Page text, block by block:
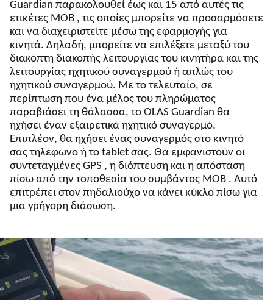
Guardian παρακολουθεί έως και 15 από αυτές τις
ετικέτες MOB , τις οποίες μπορείτε να προσαρμόσετε
και να διαχειριστείτε μέσω της εφαρμογής για
κινητά. Δηλαδή, μπορείτε να επιλέξετε μεταξύ του
διακόπτη διακοπής λειτουργίας του κινητήρα και της
λειτουργίας ηχητικού συναγερμού ή απλώς του
ηχητικού συναγερμού. Με το τελευταίο, σε
περίπτωση που ένα μέλος του πληρώματος
παραβιάσει τη θάλασσα, το OLAS Guardian θα
ηχήσει έναν εξαιρετικά ηχητικό συναγερμό.
Επιπλέον, θα ηχήσει ένας συναγερμός στο κινητό
σας τηλέφωνο ή το tablet σας. Θα εμφανιστούν οι
συντεταγμένες GPS , η διόπτευση και η απόσταση
πίσω από την τοποθεσία του συμβάντος MOB . Αυτό
επιτρέπει στον πηδαλιούχο να κάνει κύκλο πίσω για
μια γρήγορη διάσωση.